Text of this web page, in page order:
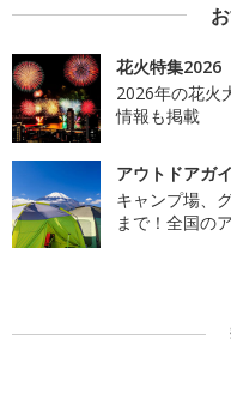
花火特集2026
2026年の花火
情報も掲載
アウトドアガ
キャンプ場、
まで！全国の